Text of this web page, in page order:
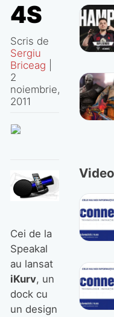
4S
Scris de
Sergiu
Briceag
2
noiembrie,
2011
Cei de la
Speakal
au lansat
iKurv, un
dock cu
un design
Video